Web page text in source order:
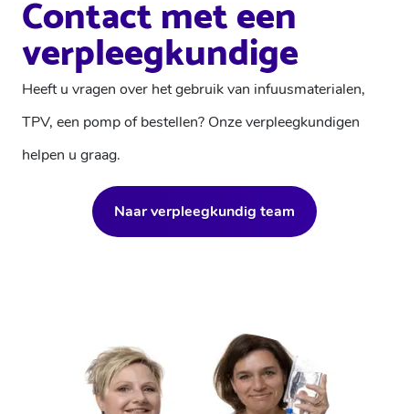
Contact met een
verpleegkundige
Heeft u vragen over het gebruik van infuusmaterialen,
TPV, een pomp of bestellen? Onze verpleegkundigen
helpen u graag.
Naar verpleegkundig team